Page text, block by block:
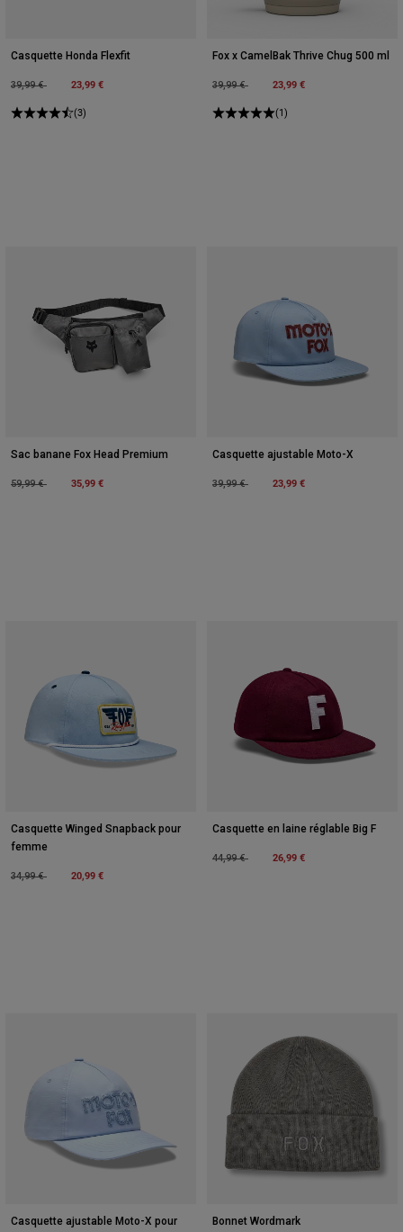
Casquette Honda Flexfit
Price reduced from
39,99 €to 23,99 €
(3)
Fox x CamelBak Thrive Chug 500 ml
Price reduced from
39,99 €to 23,99 €
(1)
Sac banane Fox Head Premium
Price reduced from
59,99 €to 35,99 €
Casquette ajustable Moto-X
Price reduced from
39,99 €to 23,99 €
Casquette Winged Snapback pour
femme
Price reduced from
34,99 €to 20,99 €
Casquette en laine réglable Big F
Price reduced from
44,99 €to 26,99 €
Casquette ajustable Moto-X pour
Bonnet Wordmark